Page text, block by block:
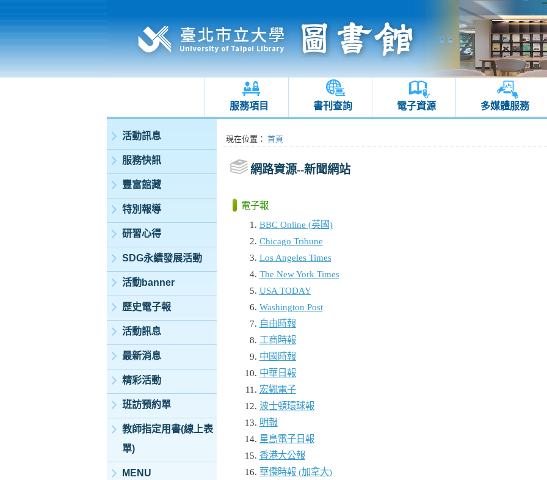
服務項目 書刊查詢 電子資源 多媒體服務
:::
活動訊息
服務快訊
豐富館藏
特別報導
研習心得
SDG永續發展活動
活動banner
歷史電子報
活動訊息
最新消息
精彩活動
班訪預約單
教師指定用書(線上表
單)
MENU
:::現在位置 ： 首頁
網路資源--新聞網站
電子報
BBC Online (英國)
Chicago Tribune
Los Angeles Times
The New York Times
USA TODAY
Washington Post
自由時報
工商時報
中國時報
中華日報
宏觀電子
波士頓環球報
明報
星島電子日報
香港大公報
華僑時報 (加拿大)